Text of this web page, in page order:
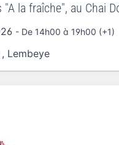
"A la fraîche", au Chai
- De 14h00 à 19h00 (+1)
, Lembeye